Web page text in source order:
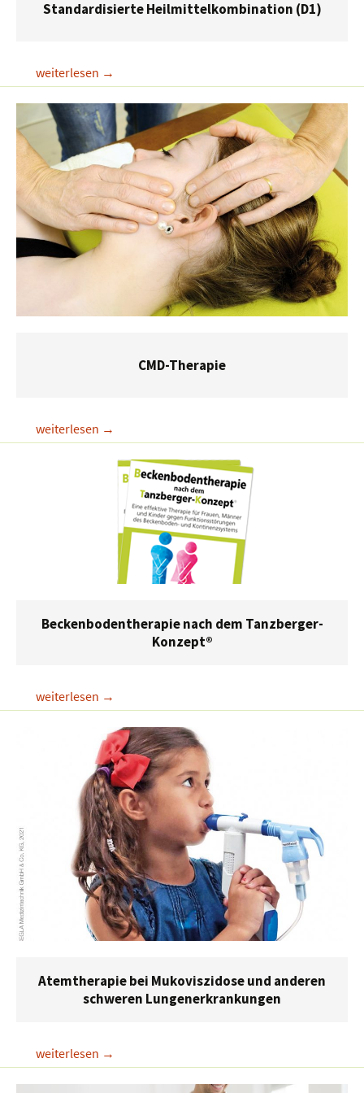
Standardisierte Heilmittelkombination (D1)
Standardisierte
Heilmittelkombination
(D1)
weiterlesen →
CMD-Therapie
CMD-
Therapie
weiterlesen →
Beckenbodentherapie nach dem Tanzberger-
Konzept®
Beckenbodentherapie
nach
Tanzberger-
weiterlesen →
Atemtherapie bei Mukoviszidose und anderen
schweren Lungenerkrankungen
Atemtherapie
bei
weiterlesen →